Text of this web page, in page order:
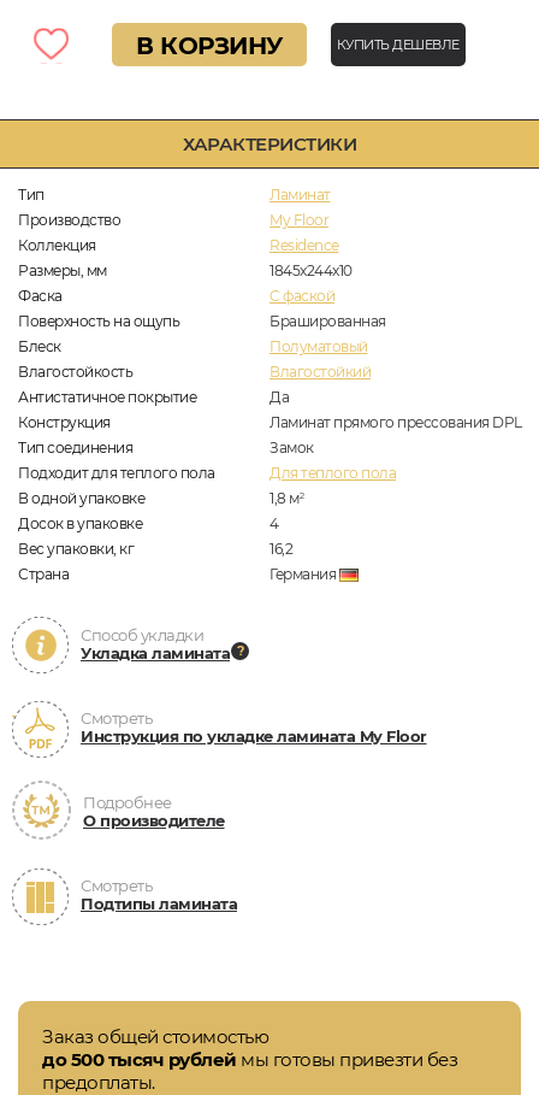
ХАРАКТЕРИСТИКИ
Тип
Ламинат
Производство
My Floor
Коллекция
Residence
Размеры, мм
1845x244x10
Фаска
C фаской
Поверхность на ощупь
Брашированная
Блеск
Полуматовый
Влагостойкость
Влагостойкий
Антистатичное покрытие
Да
Конструкция
Ламинат прямого прессования DPL
Тип соединения
Замок
Подходит для теплого пола
Для теплого пола
В одной упаковке
1,8 м2
Досок в упаковке
4
Вес упаковки, кг
16,2
Страна
Германия
Способ укладки
Укладка ламината
Смотреть
Инструкция по укладке ламината My Floor
Подробнее
О производителе
Смотреть
Подтипы ламината
В КОРЗИНУ КУПИТЬ ДЕШЕВЛЕ
Заказ общей стоимостью
до 500 тысяч рублей мы готовы привезти без
предоплаты.